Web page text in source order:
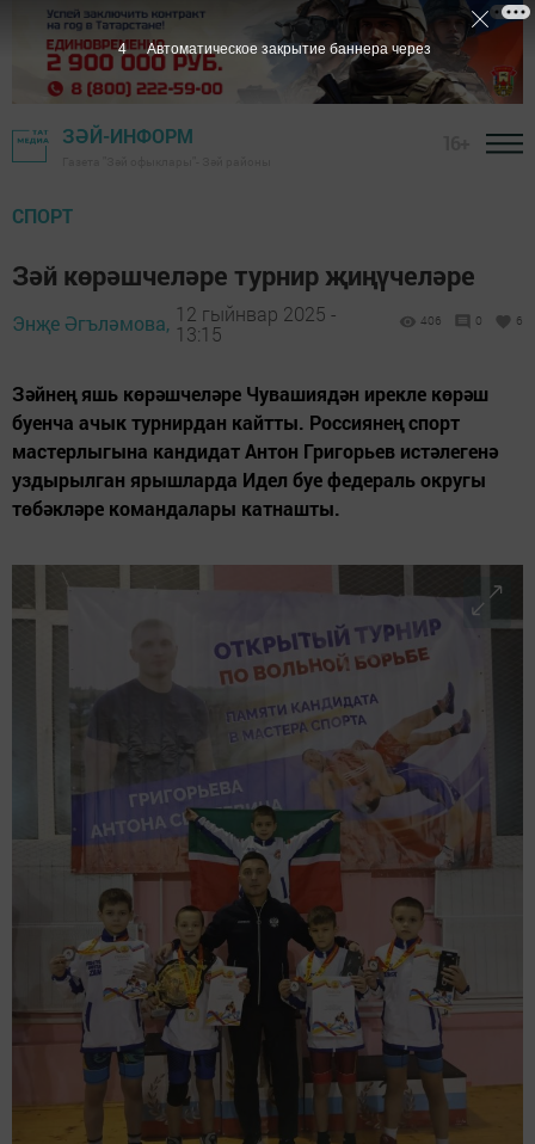
ЗӘЙ-ИНФОРМ
СПОРТ
Зәй көрәшчеләре турнир җиңүчеләре
Энҗе Әгъләмова, 12 гыйнвар 2025 -
13:15
406 0 6
Зәйнең яшь көрәшчеләре Чувашиядән ирекле көрәш
буенча ачык турнирдан кайтты. Россиянең спорт
мастерлыгына кандидат Антон Григорьев истәлегенә
уздырылган ярышларда Идел буе федераль округы
төбәкләре командалары катнашты.
4 Автоматическое закрытие баннера через